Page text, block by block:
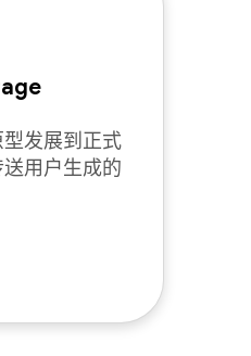
发展到正式
用户生成的